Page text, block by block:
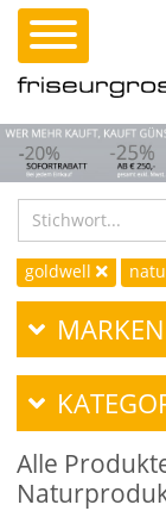
goldwell
MARKEN
Alle